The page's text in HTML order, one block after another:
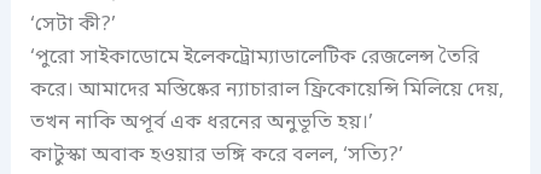
‘সেটা কী?’
‘পুরো সাইকাডোমে ইলেকট্রোম্যাডালেটিক রেজলেন্স তৈরি
করে। আমাদের মস্তিষ্কের ন্যাচারাল ফ্রিকোয়েন্সি মিলিয়ে দেয়,
তখন নাকি অপূর্ব এক ধরনের অনুভূতি হয়।’
কাটুস্কা অবাক হওয়ার ভঙ্গি করে বলল, ‘সত্যি?’